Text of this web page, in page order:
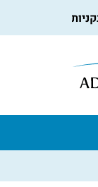
הבאות, למידע